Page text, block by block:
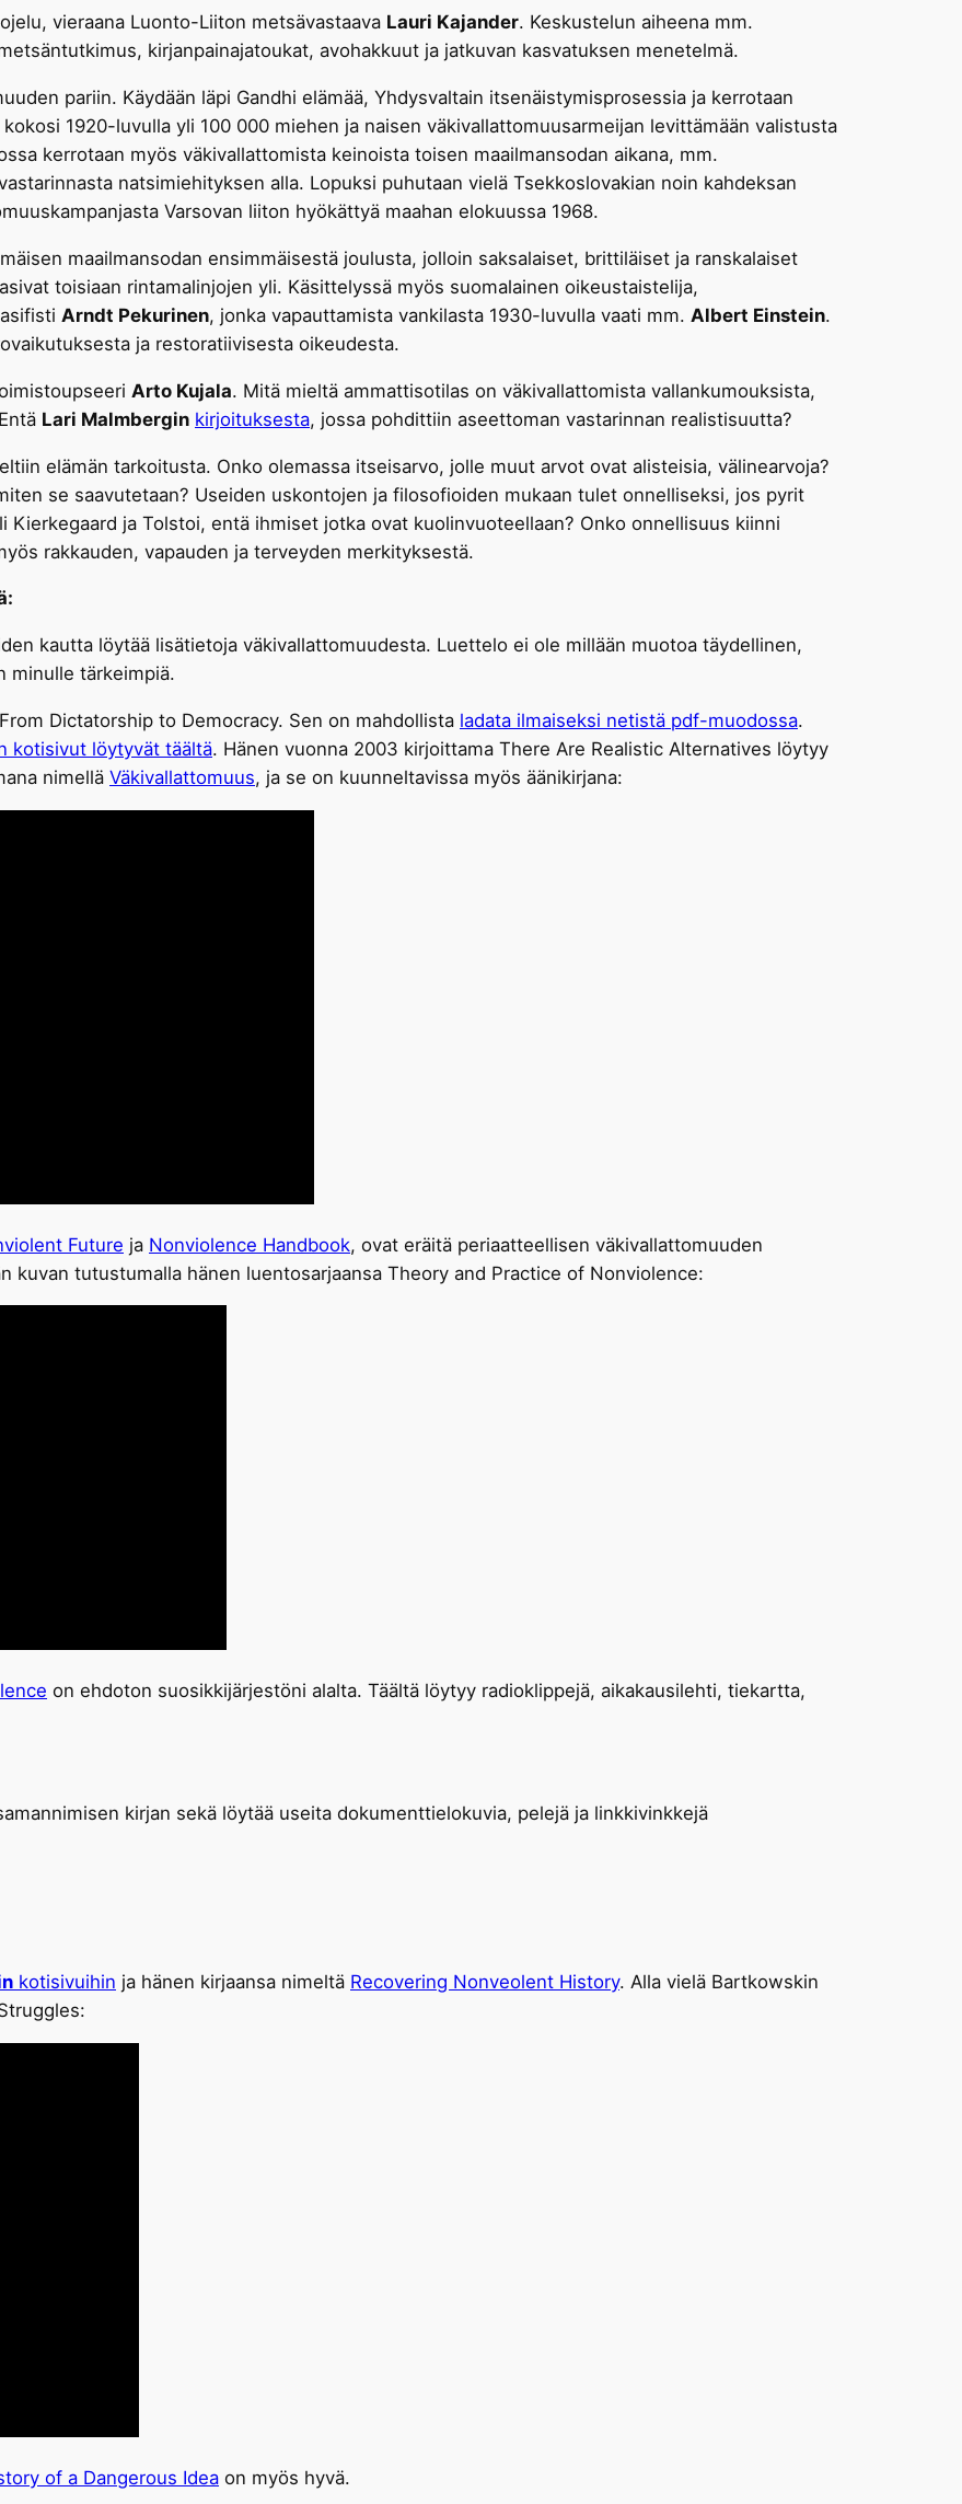
vieraana Luonto-Liiton metsävastaava Lauri Kajander. Keskustelun aiheena mm.
kirjanpainajatoukat, avohakkuut ja jatkuvan kasvatuksen menetelmä.
pariin. Käydään läpi Gandhi elämää, Yhdysvaltain itsenäistymisprosessia ja kerrotaan
kokosi 1920-luvulla yli 100 000 miehen ja naisen väkivallattomuusarmeijan levittämään valistusta
kerrotaan myös väkivallattomista keinoista toisen maailmansodan aikana, mm.
natsimiehityksen alla. Lopuksi puhutaan vielä Tsekkoslovakian noin kahdeksan
Varsovan liiton hyökättyä maahan elokuussa 1968.
maailmansodan ensimmäisestä joulusta, jolloin saksalaiset, brittiläiset ja ranskalaiset
toisiaan rintamalinjojen yli. Käsittelyssä myös suomalainen oikeustaistelija,
Arndt Pekurinen, jonka vapauttamista vankilasta 1930-luvulla vaati mm. Albert Einstein.
ja restoratiivisesta oikeudesta.
Arto Kujala. Mitä mieltä ammattisotilas on väkivallattomista vallankumouksista,
Lari Malmbergin kirjoituksesta, jossa pohdittiin aseettoman vastarinnan realistisuutta?
elämän tarkoitusta. Onko olemassa itseisarvo, jolle muut arvot ovat alisteisia, välinearvoja?
se saavutetaan? Useiden uskontojen ja filosofioiden mukaan tulet onnelliseksi, jos pyrit
ja Tolstoi, entä ihmiset jotka ovat kuolinvuoteellaan? Onko onnellisuus kiinni
rakkauden, vapauden ja terveyden merkityksestä.
kautta löytää lisätietoja väkivallattomuudesta. Luettelo ei ole millään muotoa täydellinen,
minulle tärkeimpiä.
Dictatorship to Democracy. Sen on mahdollista ladata ilmaiseksi netistä pdf-muodossa.
kotisivut löytyvät täältä. Hänen vuonna 2003 kirjoittama There Are Realistic Alternatives löytyy
nimellä Väkivallattomuus, ja se on kuunneltavissa myös äänikirjana:
Future ja Nonviolence Handbook, ovat eräitä periaatteellisen väkivallattomuuden
kuvan tutustumalla hänen luentosarjaansa Theory and Practice of Nonviolence:
on ehdoton suosikkijärjestöni alalta. Täältä löytyy radioklippejä, aikakausilehti, tiekartta,
kirjan sekä löytää useita dokumenttielokuvia, pelejä ja linkkivinkkejä
kotisivuihin ja hänen kirjaansa nimeltä Recovering Nonveolent History. Alla vielä Bartkowskin
of a Dangerous Idea on myös hyvä.